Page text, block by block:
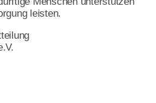
leisten.